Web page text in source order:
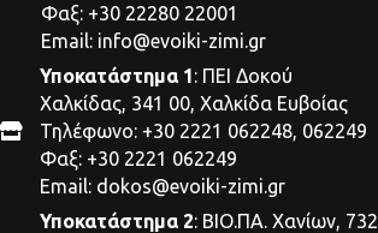
Φαξ: +30 22280 22001
Email: info@evoiki-zimi.gr
Υποκατάστημα 1: ΠΕΙ Δοκού
Χαλκίδας, 341 00, Χαλκίδα Ευβοίας
Τηλέφωνο: +30 2221 062248, 062249
Φαξ: +30 2221 062249
Email: dokos@evoiki-zimi.gr
Υποκατάστημα 2: ΒΙΟ.ΠΑ. Χανίων, 732